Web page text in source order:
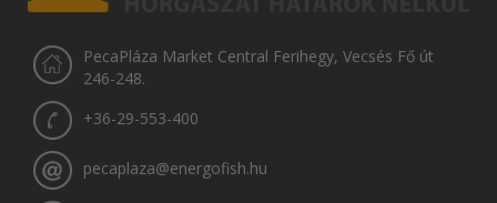
PecaPláza Market Central Ferihegy, Vecsés Fő út
246-248.
+36-29-553-400
pecaplaza@energofish.hu